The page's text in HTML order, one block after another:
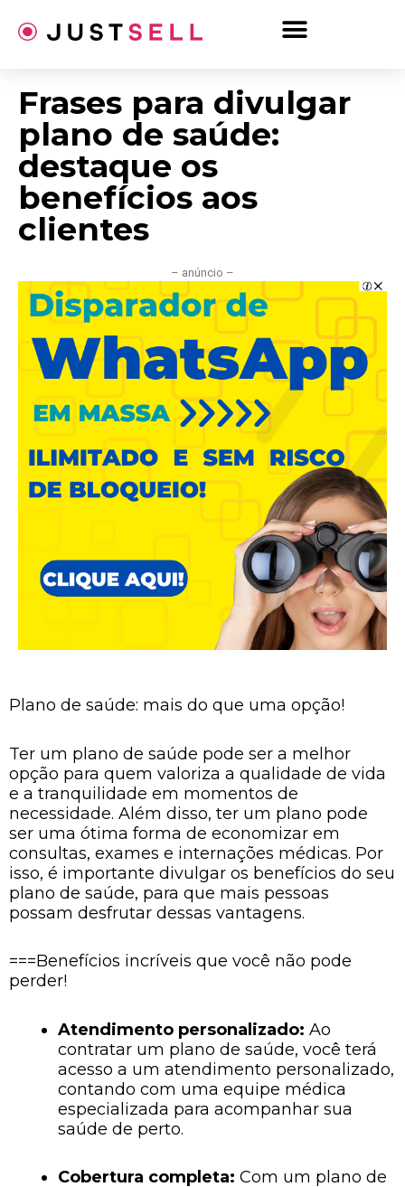
para
Frases para divulgar
plano de saúde:
destaque os
benefícios aos
clientes
– anúncio –
Plano de saúde: mais do que uma opção!
Ter um plano de saúde pode ser a melhor
opção para quem valoriza a qualidade de vida
e a tranquilidade em momentos de
necessidade. Além disso, ter um plano pode
ser uma ótima forma de economizar em
consultas, exames e internações médicas. Por
isso, é importante divulgar os benefícios do seu
plano de saúde, para que mais pessoas
possam desfrutar dessas vantagens.
===Benefícios incríveis que você não pode
perder!
Atendimento personalizado: Ao
contratar um plano de saúde, você terá
acesso a um atendimento personalizado,
contando com uma equipe médica
especializada para acompanhar sua
saúde de perto.
Cobertura completa: Com um plano de